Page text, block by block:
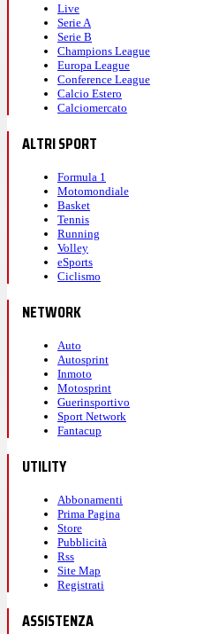
Live
Serie A
Serie B
Champions League
Europa League
Conference League
Calcio Estero
Calciomercato
ALTRI SPORT
Formula 1
Motomondiale
Basket
Tennis
Running
Volley
eSports
Ciclismo
NETWORK
Auto
Autosprint
Inmoto
Motosprint
Guerinsportivo
Sport Network
Fantacup
UTILITY
Abbonamenti
Prima Pagina
Store
Pubblicità
Rss
Site Map
Registrati
ASSISTENZA